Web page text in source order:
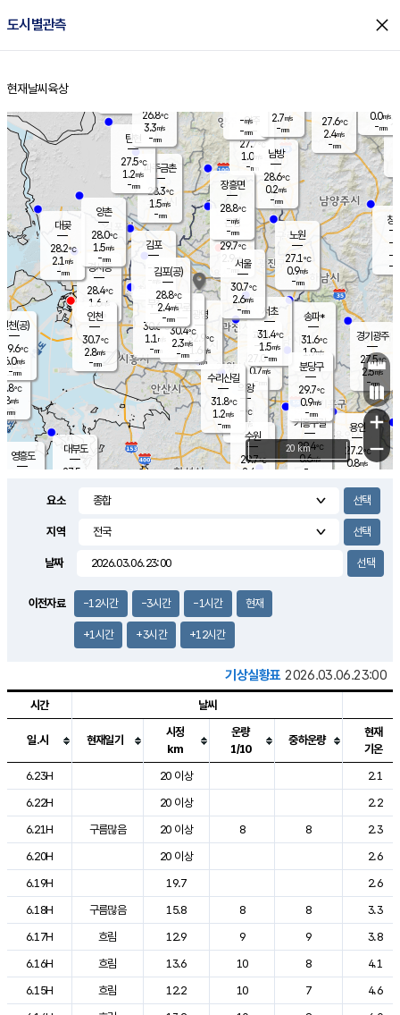
도시별관측 close
홈
현재날씨 육상
의도
℃
m/s
mm
영흥도
양주
27.7℃
1.0
-mm
과천
27.0℃
0.7m/s
- mm
용인
27.2℃
0.8m/s
경기광주
27.5℃
2.5m/s
-mm
1.1m/s
대부도
27.5
경서동
28.4℃
1.6 m/s
-mm
파주금촌
28.3℃
1.5m/s
-mm
27.6℃
2.4m/s
-mm
대곶
28.2℃
2.1 m/s
-mm
창
-
-m/
-
탄현
27.5℃
1.2m/s
-mm
0.0m/s
-mm
의왕
- ℃
m/s
mm
김포
- ℃
-m/s
mm
광명
32.9 ℃
1.6 m/s
-mm
부천
30.6℃
1.1 m/s
-mm
양촌
28.0℃
1.5m/s
-mm
구로
30.4℃
2.3m/s
-mm
은평
29.7℃
2.9 m/s
- mm
노원
27.1℃
0.9m/s
-mm
송파*
31.6℃
1.9m/s
-mm
서초
31.4℃
1.5m/s
-mm
남방
28.6℃
0.2m/s
-mm
기흥구갈
29.4℃
0.6m/s
-
수리산길
31.8℃
1.2m/s
-mm
분당구
29.7℃
0.9m/s
-mm
장흥면
28.8℃
-m/s
-mm
-m/s
-mm
인천(공)
29.6℃
6.0m/s
-mm
김포(공)
28.8℃
2.4m/s
-mm
수원
29.7℃
2.4 m/s
인천
30.7℃
2.8m/s
-mm
서울
30.7℃
2.6m/s
-mm
26.8℃
3.3m/s
-mm
2.7m/s
-mm
+
−
20 km
요소
지역
날짜
이전자료 -12시간 -3시간 -1시간 현재
+1시간 +3시간 +12시간
기상실황표 2026.03.06.23:00
도시별 기상실황표로 지점, 날씨, 기온, 강수, 바람, 기압등을 안내한 표입
시간 날씨
일.시 현재일기
시정
km
운량
1/10
중하운량
현재
기온
6.23H
20 이상
2.1
6.22H
20 이상
2.2
6.21H
구름많음 20 이상 8 8
2.3
6.20H
20 이상
2.6
6.19H
19.7
2.6
6.18H
구름많음 15.8 8 8
3.3
6.17H
흐림 12.9 9 9
3.8
6.16H
흐림 13.6 10 8
4.1
6.15H
흐림 12.2 10 7
4.6